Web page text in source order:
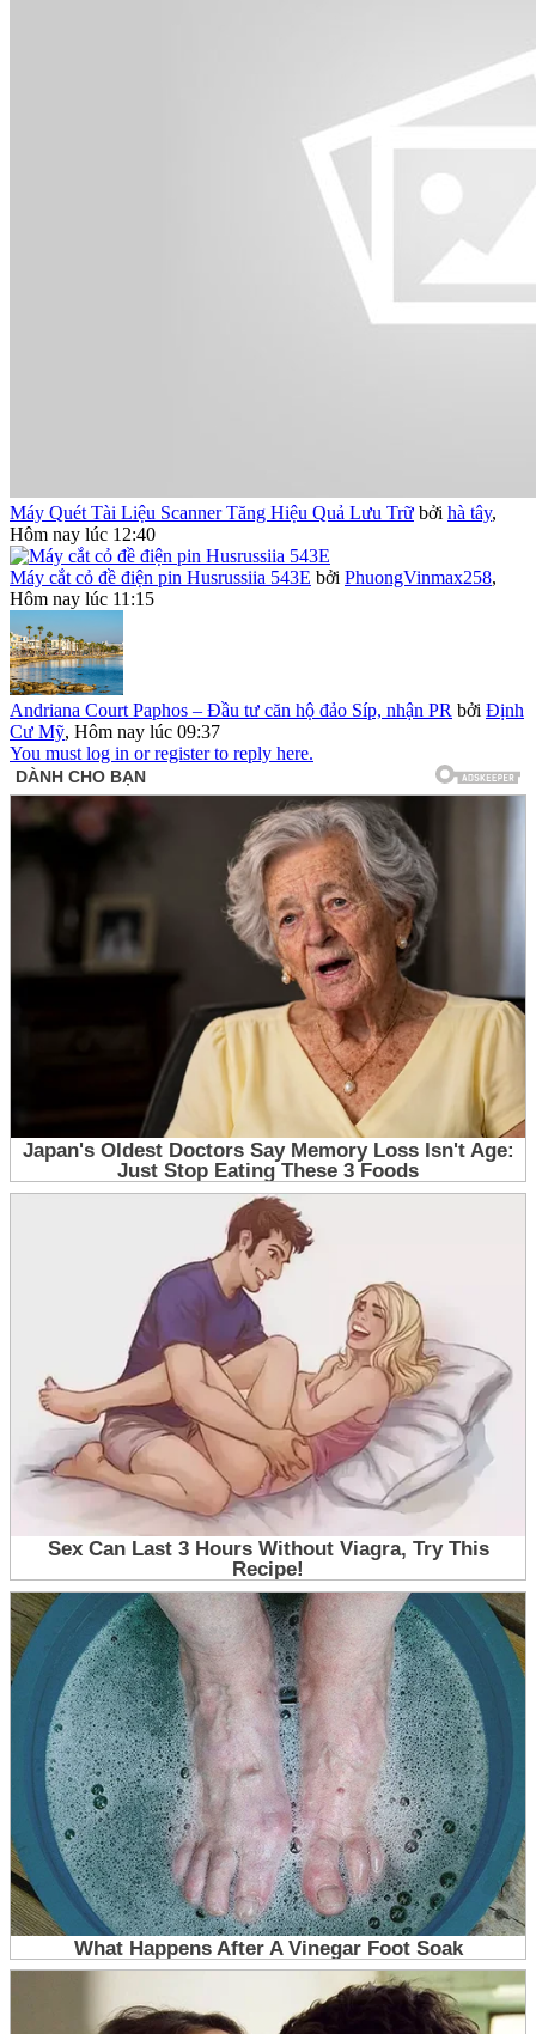
Máy Quét Tài Liệu Scanner Tăng Hiệu Quả Lưu Trữ bởi hà tây,
Hôm nay lúc 12:40
Máy cắt cỏ đề điện pin Husrussiia 543E bởi PhuongVinmax258,
Hôm nay lúc 11:15
Andriana Court Paphos – Đầu tư căn hộ đảo Síp, nhận PR bởi Định
Cư Mỹ, Hôm nay lúc 09:37
You must log in or register to reply here.